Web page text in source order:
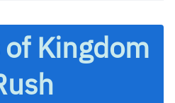
Kingdom